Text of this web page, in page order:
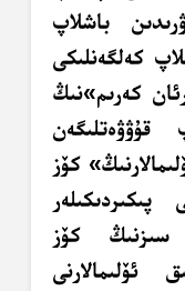
باشلاپ
كەلگەنلىكى
كەرىم»نىڭ
قۇۋۋەتلىگەن
كۆز
سىزنىڭ كۆز
ئۆلىمالارنى